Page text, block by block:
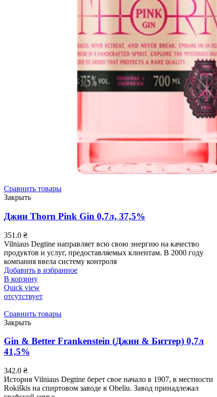
Сравнить товары
Закрыть
Джин Thorn Pink Gin 0,7л, 37,5%
351.0 ₴
Vilniaus Degtine направляет всю свою энергию на качество
продуктов и услуг, предоставляемых клиентам. В 2000 году
компания ввела систему контроля
Добавить в избранное
В корзину
Quick view
отсутствует
Сравнить товары
Закрыть
Gin & Better Frankenstein (Джин & Биттер) 0,7л
41,5%
342.0 ₴
История Vilniaus Degtine берет свое начало в 1907, в местности
Rokiškis на спиртовом заводе в Obeliu. Завод принадлежал